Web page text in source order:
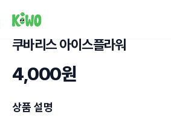
쿠바리스 아이스플라워
4,000원
상품 설명